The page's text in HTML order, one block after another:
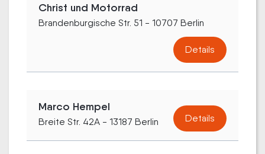
Christ und Motorrad
Brandenburgische Str. 51 - 10707 Berlin
Details
Marco Hempel
Breite Str. 42A - 13187 Berlin Details